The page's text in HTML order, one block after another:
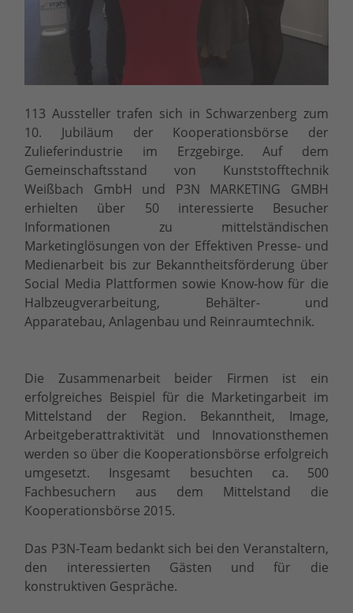
113 Aussteller trafen sich in Schwarzenberg zum
10. Jubiläum der Kooperationsbörse der
Zulieferindustrie im Erzgebirge. Auf dem
Gemeinschaftsstand von Kunststofftechnik
Weißbach GmbH und P3N MARKETING GMBH
erhielten über 50 interessierte Besucher
Informationen zu mittelständischen
Marketinglösungen von der Effektiven Presse- und
Medienarbeit bis zur Bekanntheitsförderung über
Social Media Plattformen sowie Know-how für die
Halbzeugverarbeitung, Behälter- und
Apparatebau, Anlagenbau und Reinraumtechnik.
Die Zusammenarbeit beider Firmen ist ein
erfolgreiches Beispiel für die Marketingarbeit im
Mittelstand der Region. Bekanntheit, Image,
Arbeitgeberattraktivität und Innovationsthemen
werden so über die Kooperationsbörse erfolgreich
umgesetzt. Insgesamt besuchten ca. 500
Fachbesuchern aus dem Mittelstand die
Kooperationsbörse 2015.
Das P3N-Team bedankt sich bei den Veranstaltern,
den interessierten Gästen und für die
konstruktiven Gespräche.